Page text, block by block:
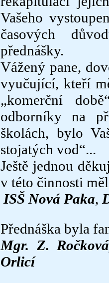
Va­šeho
časových
přednášky.
Vážený pane,
vyučující, kteří
„komerční
odborníky na
školách, bylo
stoja­tých vod“...
Ještě jednou
v této činnosti
ISŠ Nová Paka,
Přednáška byla
Mgr. Z.
Orlicí